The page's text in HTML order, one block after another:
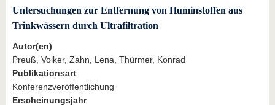
Untersuchungen zur Entfernung von Huminstoffen aus
Trinkwässern durch Ultrafiltration
Autor(en)
Preuß, Volker, Zahn, Lena, Thürmer, Konrad
Publikationsart
Konferenzveröffentlichung
Erscheinungsjahr